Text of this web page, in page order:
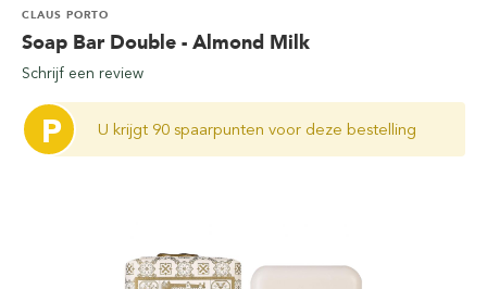
Soap Bar Double - Almond Milk
CLAUS PORTO
Schrijf een review
P U krijgt 90 spaarpunten voor deze bestelling